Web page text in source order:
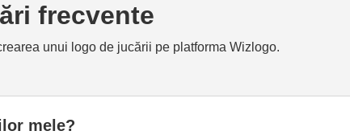
frecvente
unui logo de jucării pe platforma Wizlogo.
mele?